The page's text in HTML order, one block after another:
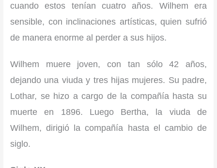
cuando estos tenían cuatro años. Wilhem era
sensible, con inclinaciones artísticas, quien sufrió
de manera enorme al perder a sus hijos.
Wilhem muere joven, con tan sólo 42 años,
dejando una viuda y tres hijas mujeres. Su padre,
Lothar, se hizo a cargo de la compañía hasta su
muerte en 1896. Luego Bertha, la viuda de
Wilhem, dirigió la compañía hasta el cambio de
siglo.